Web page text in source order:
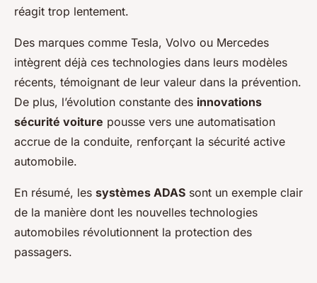
réagit trop lentement.
Des marques comme Tesla, Volvo ou Mercedes
intègrent déjà ces technologies dans leurs modèles
récents, témoignant de leur valeur dans la prévention.
De plus, l’évolution constante des innovations
sécurité voiture pousse vers une automatisation
accrue de la conduite, renforçant la sécurité active
automobile.
En résumé, les systèmes ADAS sont un exemple clair
de la manière dont les nouvelles technologies
automobiles révolutionnent la protection des
passagers.